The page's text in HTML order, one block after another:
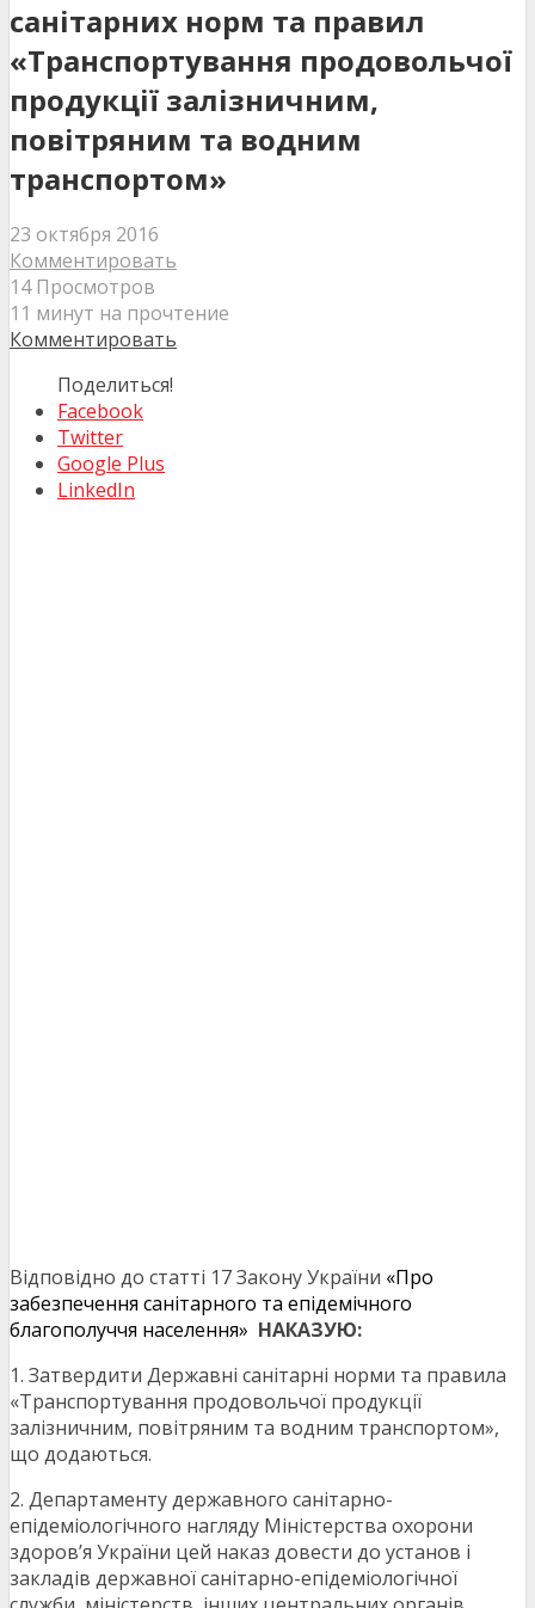
санітарних норм та правил
«Транспортування продовольчої
продукції залізничним,
повітряним та водним
транспортом»
23 октября 2016
Комментировать
14 Просмотров
11 минут на прочтение
Комментировать
Поделиться!
Facebook
Twitter
Google Plus
LinkedIn
Відповідно до статті 17 Закону України «Про
забезпечення санітарного та епідемічного
благополуччя населення» НАКАЗУЮ:
1. Затвердити Державні санітарні норми та правила
«Транспортування продовольчої продукції
залізничним, повітряним та водним транспортом»,
що додаються.
2. Департаменту державного санітарно-
епідеміологічного нагляду Міністерства охорони
здоров’я України цей наказ довести до установ і
закладів державної санітарно-епідеміологічної